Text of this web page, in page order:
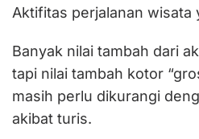
Aktifitas perjalanan wisata
Banyak nilai tambah dari
tapi nilai tambah kotor
masih perlu dikurangi
akibat turis.